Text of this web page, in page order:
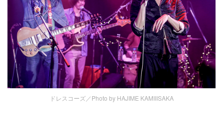
ドレスコーズ／Photo by HAJIME KAMIIISAKA